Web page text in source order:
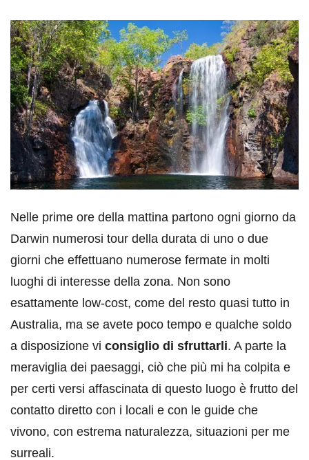
Nelle prime ore della mattina partono ogni giorno da
Darwin numerosi tour della durata di uno o due
giorni che effettuano numerose fermate in molti
luoghi di interesse della zona. Non sono
esattamente low-cost, come del resto quasi tutto in
Australia, ma se avete poco tempo e qualche soldo
a disposizione vi consiglio di sfruttarli. A parte la
meraviglia dei paesaggi, ciò che più mi ha colpita e
per certi versi affascinata di questo luogo è frutto del
contatto diretto con i locali e con le guide che
vivono, con estrema naturalezza, situazioni per me
surreali.